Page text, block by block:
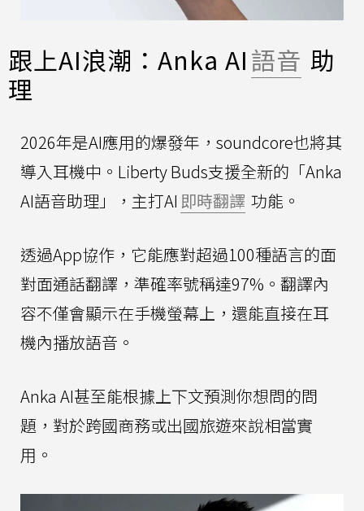
跟上AI浪潮：Anka AI語音 助
理
2026年是AI應用的爆發年，soundcore也將其
導入耳機中。Liberty Buds支援全新的「Anka
AI語音助理」，主打AI 即時翻譯 功能。
透過App協作，它能應對超過100種語言的面
對面通話翻譯，準確率號稱達97%。翻譯內
容不僅會顯示在手機螢幕上，還能直接在耳
機內播放語音。
Anka AI甚至能根據上下文預測你想問的問
題，對於跨國商務或出國旅遊來說相當實
用。